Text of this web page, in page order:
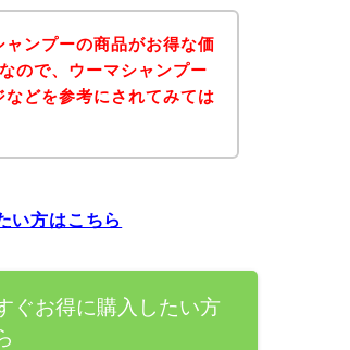
ンプーの商品がお得な価
ので、ウーマシャンプー
どを参考にされてみては
い方はこちら
ぐお得に購入したい方